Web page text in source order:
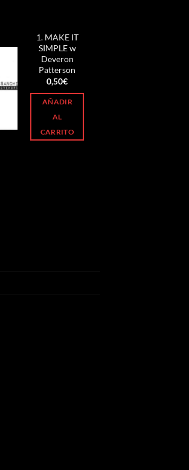
1. MAKE IT
SIMPLE w
Deveron
Patterson
0,50€
AÑADIR
AL
CARRITO